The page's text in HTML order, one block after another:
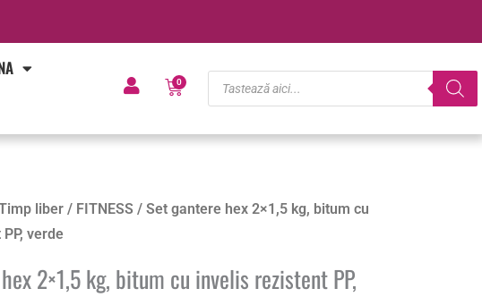
0
Cart
Products
search
liber / FITNESS / Set gantere hex 2×1,5 kg, bitum cu
verde
2×1,5 kg, bitum cu invelis rezistent PP,